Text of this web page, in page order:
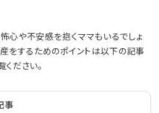
心や不安感を抱くママもいるでしょ
産をするためのポイントは以下の記事
ださい。
事